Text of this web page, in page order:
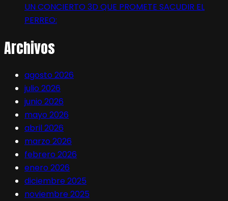
UN CONCIERTO 3D QUE PROMETE SACUDIR EL
PERREO:
Archivos
agosto 2026
julio 2026
junio 2026
mayo 2026
abril 2026
marzo 2026
febrero 2026
enero 2026
diciembre 2025
noviembre 2025